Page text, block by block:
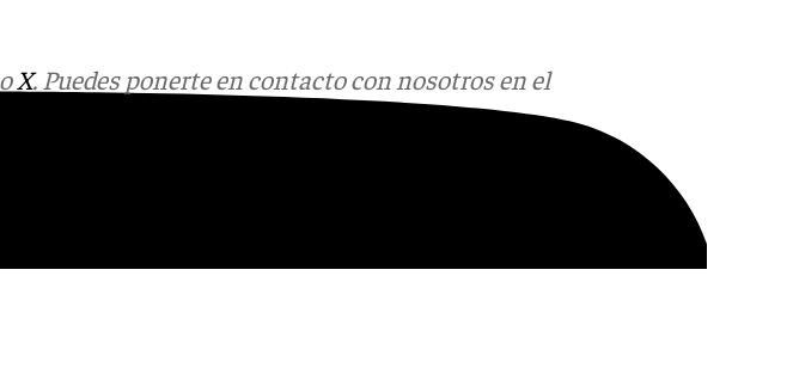
X. Puedes ponerte en contacto con nosotros en el